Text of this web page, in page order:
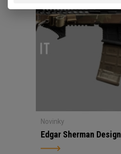
Novinky
Edgar Sherman Design